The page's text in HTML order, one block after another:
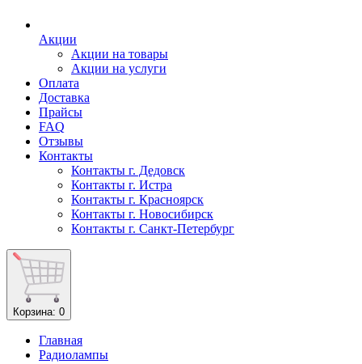
Акции
Акции на товары
Акции на услуги
Оплата
Доставка
Прайсы
FAQ
Отзывы
Контакты
Контакты г. Дедовск
Контакты г. Истра
Контакты г. Красноярск
Контакты г. Новосибирск
Контакты г. Санкт-Петербург
Корзина: 0
Главная
Радиолампы